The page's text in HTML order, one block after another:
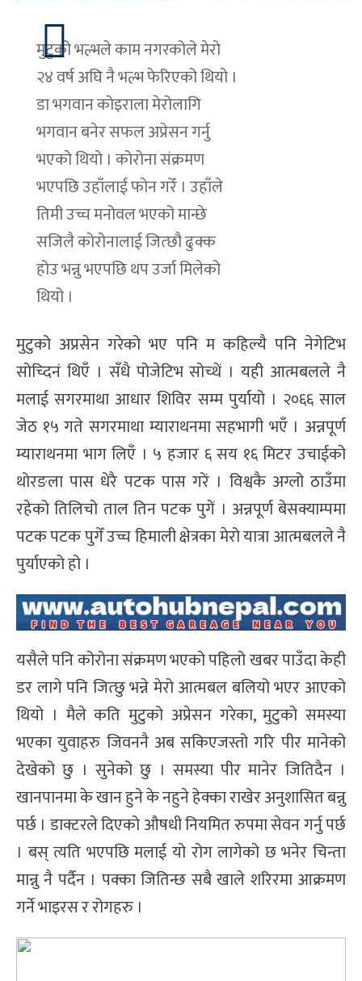
मुटुको भल्भले काम नगरकोले मेराे
२४ वर्ष अघि नै भल्भ फेरिएको थियो ।
डा भगवान कोइराला मेरोलागि
भगवान बनेर सफल अप्रेसन गर्नु
भएको थियो । कोरोना संक्रमण
भएपछि उहाँलाई फोन गरेँ । उहाँले
तिमी उच्च मनोवल भएको मान्छे
सजिलै कोरोनालाई जित्छौ ढुक्क
होउ भन्नु भएपछि थप उर्जा मिलेको
थियो ।
मुटुको अप्रसेन गरेको भए पनि म कहिल्यै पनि नेगेटिभ
सोच्दिनं थिएँ । सँधै पोजेटिभ सोच्थें । यही आत्मबलले नै
मलाई सगरमाथा आधार शिविर सम्म पुर्यायो । २०६६ साल
जेठ १५ गते सगरमाथा म्याराथनमा सहभागी भएँ । अन्नपूर्ण
म्याराथनमा भाग लिएँ । ५ हजार ६ सय १६ मिटर उचाईको
थोरङला पास धेरै पटक पास गरें । विश्वकै अग्लो ठाउँमा
रहेको तिलिचो ताल तिन पटक पुगें । अन्नपूर्ण बेसक्याम्पमा
पटक पटक पुगेँ उच्च हिमाली क्षेत्रका मेरो यात्रा आत्मबलले नै
पुर्याएको हो ।
यसैले पनि कोरोना संक्रमण भएको पहिलो खबर पाउँदा केही
डर लागे पनि जित्छु भन्ने मेरो आत्मबल बलियो भएर आएको
थियो । मैले कति मुटुको अप्रेसन गरेका, मुटुको समस्या
भएका युवाहरु जिवननै अब सकिएजस्तो गरि पीर मानेको
देखेको छु । सुनेको छु । समस्या पीर मानेर जितिदैन ।
खानपानमा के खान हुने के नहुने हेक्का राखेर अनुशासित बन्नु
पर्छ । डाक्टरले दिएको औषधी नियमित रुपमा सेवन गर्नु पर्छ
। बस् त्यति भएपछि मलाई यो रोग लागेको छ भनेर चिन्ता
मान्नु नै पर्दैन । पक्का जितिन्छ सबै खाले शरिरमा आक्रमण
गर्ने भाइरस र रोगहरु ।